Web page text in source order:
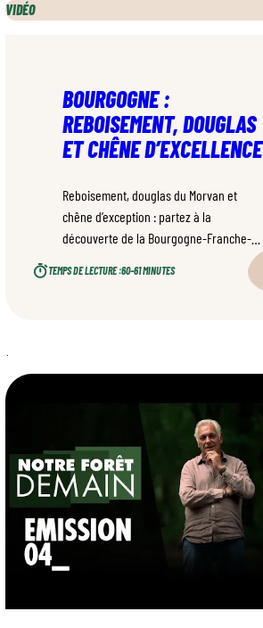
VIDÉO
BOURGOGNE :
REBOISEMENT, DOUGLAS
ET CHÊNE D’EXCELLENCE
Reboisement, douglas du Morvan et
chêne d’exception : partez à la
découverte de la Bourgogne-Franche-
Comté, première région française pour
TEMPS DE LECTURE :60–61 MINUTES